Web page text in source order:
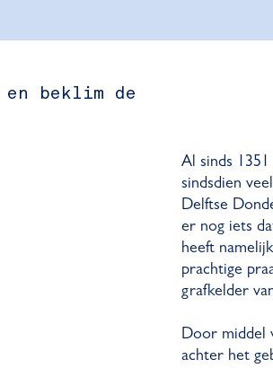
beklim de
Al sinds
sindsdien
Delftse
er nog iets
heeft
prachtige
grafkelder
Door middel
achter het